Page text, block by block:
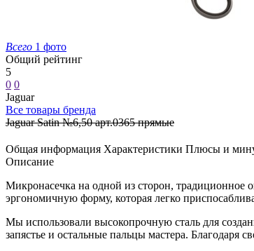
Всего 1 фото
Общий рейтинг
5
0 0
Jaguar
Все товары бренда
Jaguar Satin №6,50 арт.0365 прямые
Общая информация Характеристики Плюсы и
Описание
Микронасечка на одной из сторон,
эргономичную форму, которая легко
Мы использовали высокопрочную сталь для
запястье и остальные пальцы мастера. Благодаря